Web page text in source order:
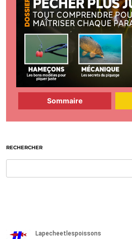
Sommaire
RECHERCHER